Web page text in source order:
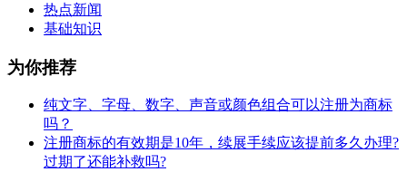
热点新闻
基础知识
为你推荐
纯文字、字母、数字、声音或颜色组合可以注册为商标
吗？
注册商标的有效期是10年，续展手续应该提前多久办理?
过期了还能补救吗?